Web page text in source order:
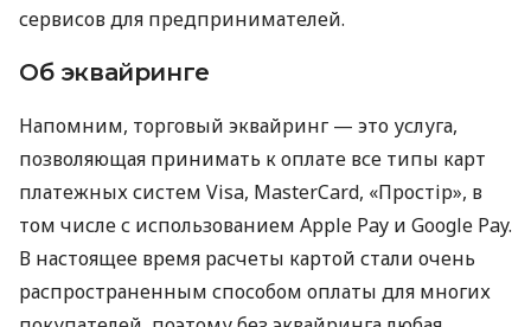
сервисов для предпринимателей.
Об эквайринге
Напомним, торговый эквайринг — это услуга,
позволяющая принимать к оплате все типы карт
платежных систем Visa, MasterCard, «Простір», в
том числе с использованием Apple Pay и Google Pay.
В настоящее время расчеты картой стали очень
распространенным способом оплаты для многих